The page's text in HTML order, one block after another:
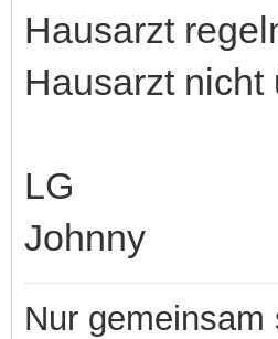
Hausarzt
Hausarzt nicht
LG
Johnny
Nur gemeinsam